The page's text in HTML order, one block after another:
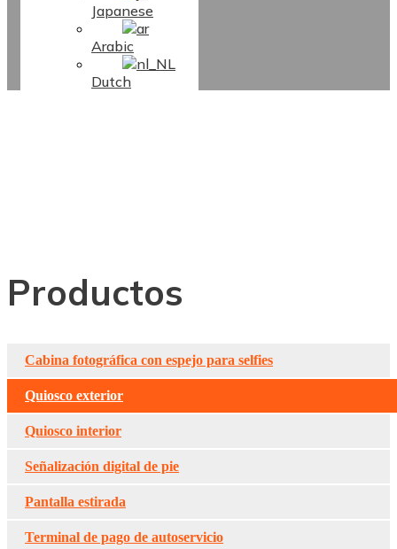
Japanese
Arabic
Dutch
Productos
Cabina fotográfica con espejo para selfies
Quiosco exterior
Quiosco interior
Señalización digital de pie
Pantalla estirada
Terminal de pago de autoservicio